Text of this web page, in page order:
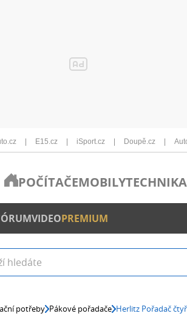
E15.cz iSport.cz Doupě.cz
POČÍTAČEMOBILYTECHNIKA
VIDEOPREMIUM
potřeby Pákové pořadače Herlitz Pořadač